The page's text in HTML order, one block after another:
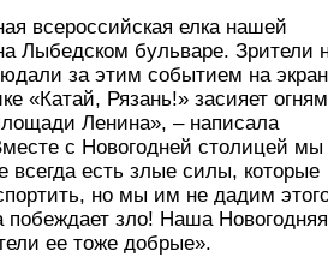
всероссийская елка нашей
Лыбедском бульваре. Зрители
за этим событием на
«Катай, Рязань!» засияет
Ленина», – написала
с Новогодней столицей мы
всегда есть злые силы, которые
но мы им не дадим
побеждает зло! Наша Новогодняя
ее тоже добрые».